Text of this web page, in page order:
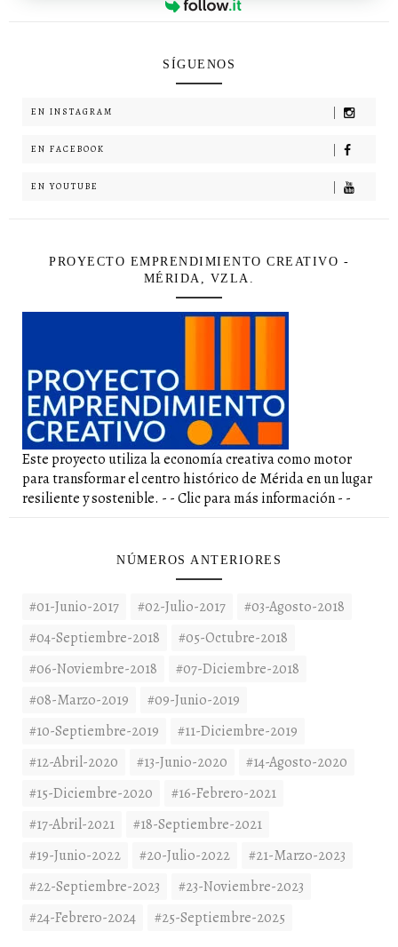
SÍGUENOS
EN INSTAGRAM
EN FACEBOOK
EN YOUTUBE
PROYECTO EMPRENDIMIENTO CREATIVO -
MÉRIDA, VZLA.
Este proyecto utiliza la economía creativa como motor
para transformar el centro histórico de Mérida en un lugar
resiliente y sostenible. - - Clic para más información - -
NÚMEROS ANTERIORES
#01-Junio-2017 #02-Julio-2017
#03-Agosto-2018
#04-Septiembre-2018
#05-Octubre-2018
#06-Noviembre-2018
#07-Diciembre-2018
#08-Marzo-2019
#09-Junio-2019
#10-Septiembre-2019
#11-Diciembre-2019
#12-Abril-2020
#13-Junio-2020
#14-Agosto-2020
#15-Diciembre-2020
#16-Febrero-2021
#17-Abril-2021
#18-Septiembre-2021
#19-Junio-2022
#20-Julio-2022
#21-Marzo-2023
#22-Septiembre-2023
#23-Noviembre-2023
#24-Febrero-2024
#25-Septiembre-2025